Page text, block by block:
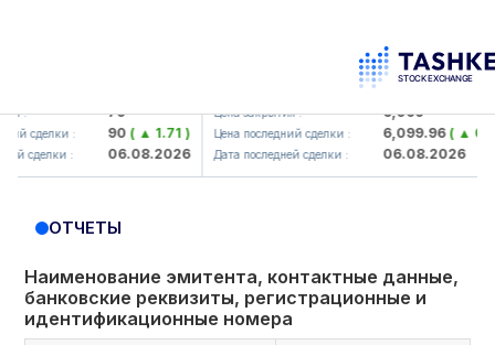
79
: ( ▲ 1.71 )
: 06.08.2026
UZMK (<O'zmetkombinat> AJ)
Цена закрытия : 6,099
Цена последний сделки : 6,099.96( ▲ 0.08 )
Дата последней сделки : 06.08.2026
ОТЧЕТЫ
Наименование эмитента, контактные данные,
банковские реквизиты, регистрационные и
идентификационные номера